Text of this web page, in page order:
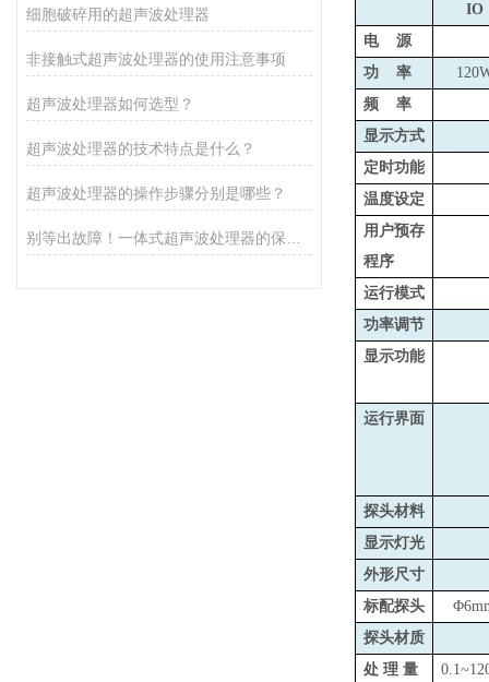
细胞破碎用的超声波处理器
非接触式超声波处理器的使用注意事项
超声波处理器如何选型？
超声波处理器的技术特点是什么？
超声波处理器的操作步骤分别是哪些？
IO
电 源
功 率
频 率
显示方式
定时功能
温度设定
用户预存
程序
运行模式
功率调节
显示功能
运行界面
探头材料
显示灯光
外形尺寸
标配探头
探头材质
处 理 量